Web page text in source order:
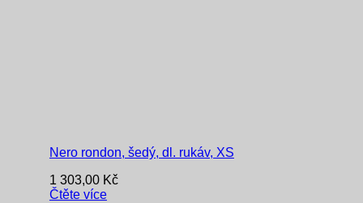
Nero rondon, šedý, dl. rukáv, XS
1 303,00 Kč
Čtěte více